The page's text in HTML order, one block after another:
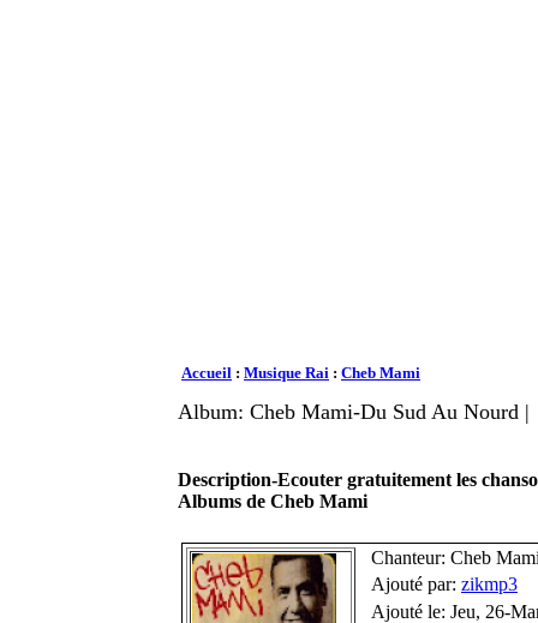
Accueil : Musique Rai : Cheb Mami
Album: Cheb Mami-Du Sud Au Nourd |
Description-Ecouter gratuitement les
Albums de Cheb Mami
Chanteur: Cheb
Ajouté par: zikmp3
Ajouté le: Jeu, 26-